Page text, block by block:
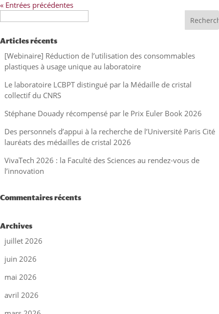
« Entrées précédentes
Articles récents
[Webinaire] Réduction de l’utilisation des consommables
plastiques à usage unique au laboratoire
Le laboratoire LCBPT distingué par la Médaille de cristal
collectif du CNRS
Stéphane Douady récompensé par le Prix Euler Book 2026
Des personnels d’appui à la recherche de l’Université Paris Cité
lauréats des médailles de cristal 2026
VivaTech 2026 : la Faculté des Sciences au rendez-vous de
l’innovation
Commentaires récents
Archives
juillet 2026
juin 2026
mai 2026
avril 2026